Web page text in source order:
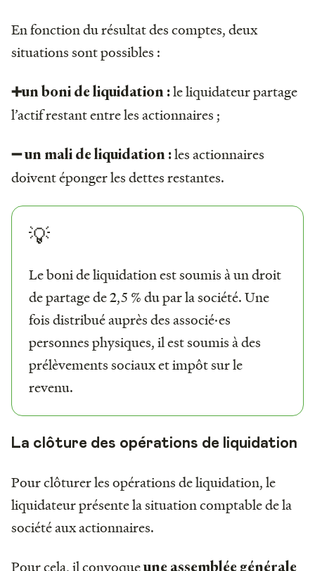
En fonction du résultat des comptes, deux
situations sont possibles :
➕un boni de liquidation :le liquidateur partage
l’actif restant entre les actionnaires ;
➖ un mali de liquidation :les actionnaires
doivent éponger les dettes restantes.
💡
Le boni de liquidation est soumis à un droit
de partage de 2,5 % du par la société. Une
fois distribué auprès des associé·es
personnes physiques, il est soumis à des
prélèvements sociaux et impôt sur le
revenu.
La clôture des opérations de liquidation
Pour clôturer les opérations de liquidation, le
liquidateur présente la situation comptable de la
société aux actionnaires.
Pour cela, il convoqueune assemblée générale